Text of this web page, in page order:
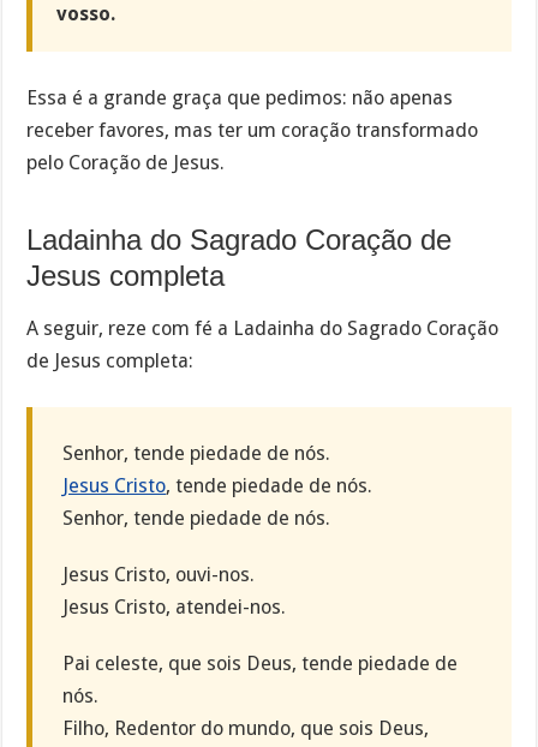
vosso.
Essa é a grande graça que pedimos: não apenas
receber favores, mas ter um coração transformado
pelo Coração de Jesus.
Ladainha do Sagrado Coração de
Jesus completa
A seguir, reze com fé a Ladainha do Sagrado Coração
de Jesus completa:
Senhor, tende piedade de nós.
Jesus Cristo, tende piedade de nós.
Senhor, tende piedade de nós.
Jesus Cristo, ouvi-nos.
Jesus Cristo, atendei-nos.
Pai celeste, que sois Deus, tende piedade de
nós.
Filho, Redentor do mundo, que sois Deus,